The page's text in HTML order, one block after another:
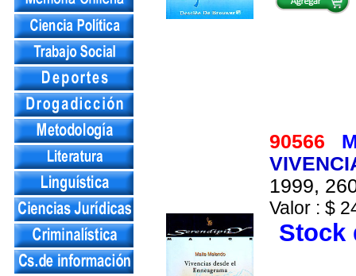
90566
1999,
Valor : $
Stock